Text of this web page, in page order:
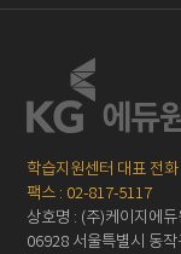
학습지원센터 대표 전
팩스 : 02-817-5117
상호명 : (주)케이지에듀
06928 서울특별시 동